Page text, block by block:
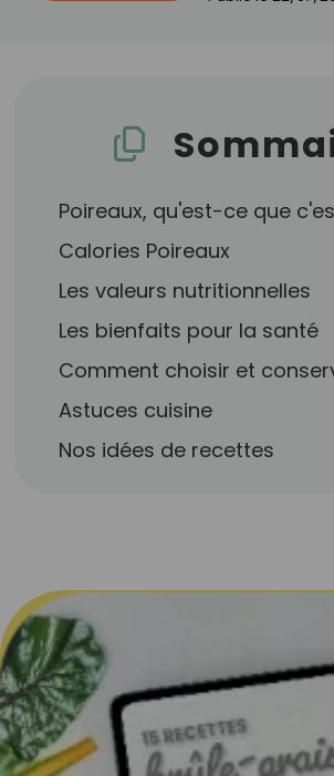
Poireaux, qu'est-ce que
Calories Poireaux
Les valeurs nutritionnelles
Les bienfaits pour la santé
Comment choisir et
Astuces cuisine
Nos idées de recettes